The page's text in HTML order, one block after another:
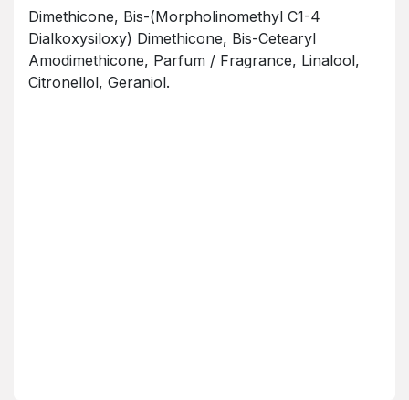
Dimethicone, Bis-(Morpholinomethyl C1-4
Dialkoxysiloxy) Dimethicone, Bis-Cetearyl
Amodimethicone, Parfum / Fragrance, Linalool,
Citronellol, Geraniol.